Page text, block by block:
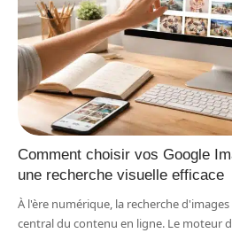
Comment choisir vos Google
une recherche visuelle efficace
À l'ère numérique, la recherche
central du contenu en ligne. Le moteur